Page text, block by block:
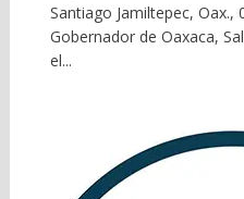
Santiago Jamiltepec, Oax.,
Gobernador de Oaxaca,
el...